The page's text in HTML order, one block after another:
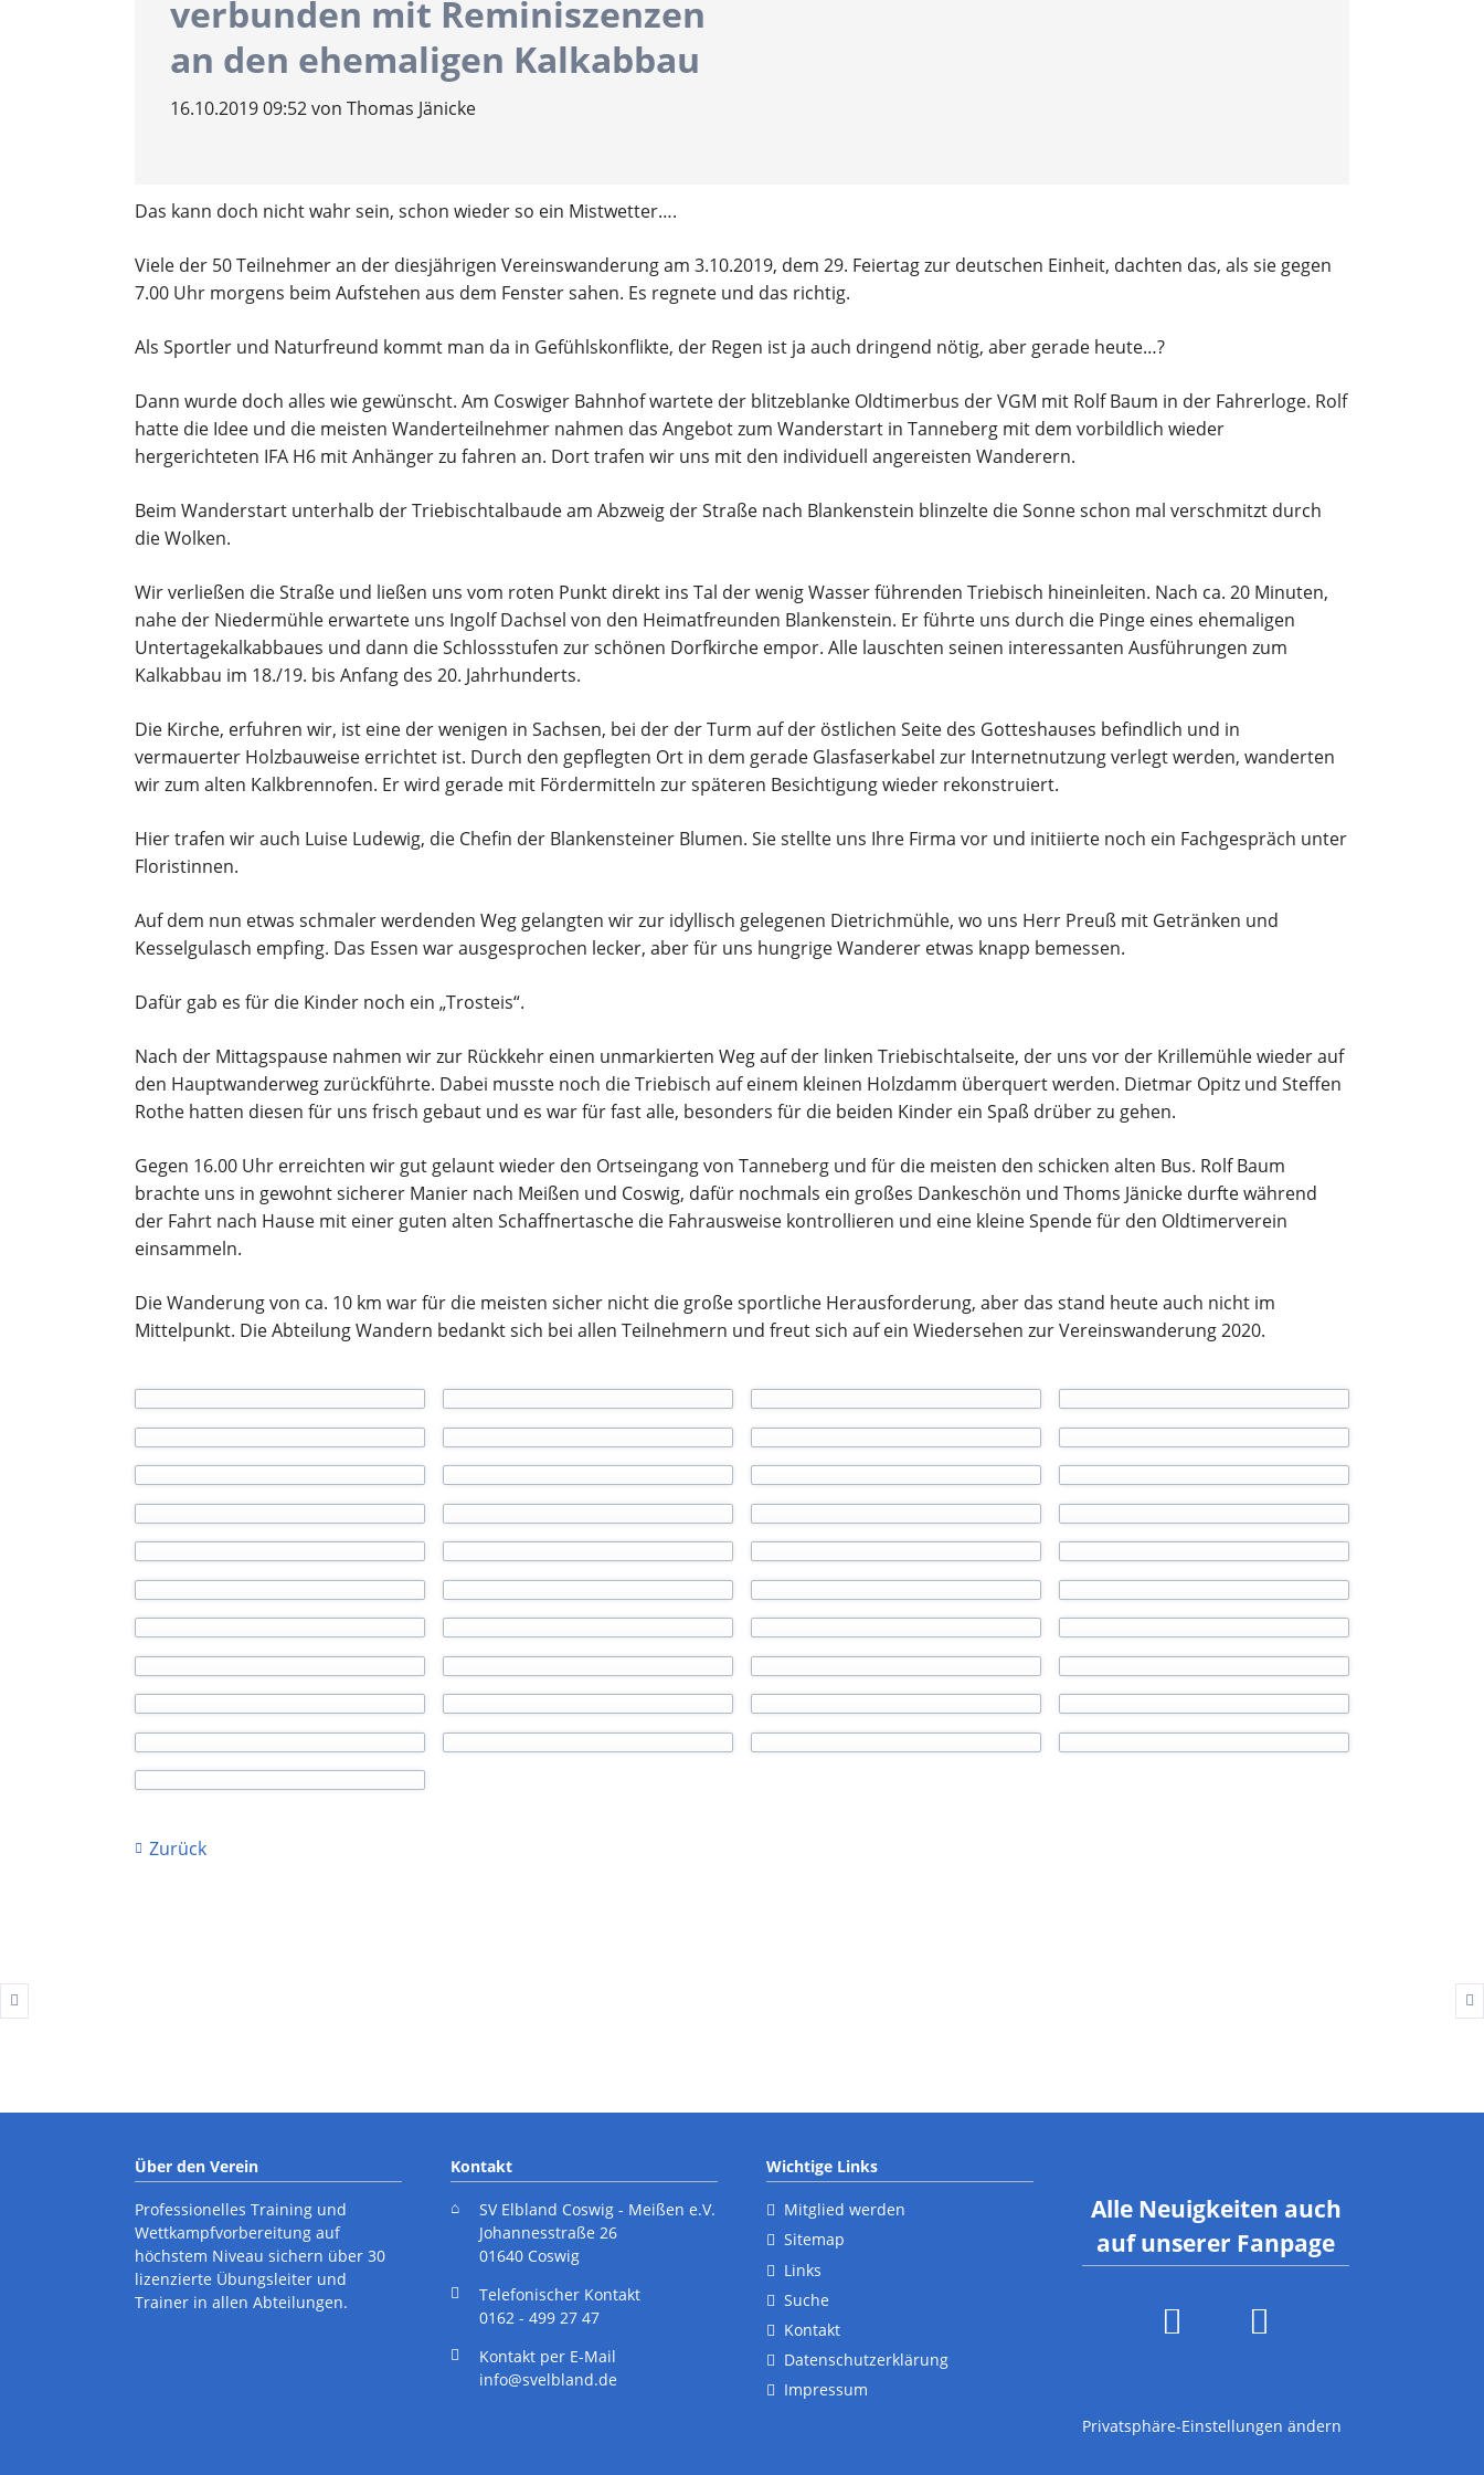
Ergebnisberichte
Ergebnisberichte
Kindersport
Ergebnisberichte
Teilnahmebedingungen
verbunden mit Reminiszenzen
an den ehemaligen Kalkabbau
16.10.2019 09:52von Thomas Jänicke
Das kann doch nicht wahr sein, schon wieder so ein Mistwetter….
Viele der 50 Teilnehmer an der diesjährigen Vereinswanderung am 3.10.2019, dem 29. Feiertag zur deutschen Einheit, dachten das, als sie gegen
7.00 Uhr morgens beim Aufstehen aus dem Fenster sahen. Es regnete und das richtig.
Als Sportler und Naturfreund kommt man da in Gefühlskonflikte, der Regen ist ja auch dringend nötig, aber gerade heute…?
Dann wurde doch alles wie gewünscht. Am Coswiger Bahnhof wartete der blitzeblanke Oldtimerbus der VGM mit Rolf Baum in der Fahrerloge. Rolf
hatte die Idee und die meisten Wanderteilnehmer nahmen das Angebot zum Wanderstart in Tanneberg mit dem vorbildlich wieder
hergerichteten IFA H6 mit Anhänger zu fahren an. Dort trafen wir uns mit den individuell angereisten Wanderern.
Beim Wanderstart unterhalb der Triebischtalbaude am Abzweig der Straße nach Blankenstein blinzelte die Sonne schon mal verschmitzt durch
die Wolken.
Wir verließen die Straße und ließen uns vom roten Punkt direkt ins Tal der wenig Wasser führenden Triebisch hineinleiten. Nach ca. 20 Minuten,
nahe der Niedermühle erwartete uns Ingolf Dachsel von den Heimatfreunden Blankenstein. Er führte uns durch die Pinge eines ehemaligen
Untertagekalkabbaues und dann die Schlossstufen zur schönen Dorfkirche empor. Alle lauschten seinen interessanten Ausführungen zum
Kalkabbau im 18./19. bis Anfang des 20. Jahrhunderts.
Die Kirche, erfuhren wir, ist eine der wenigen in Sachsen, bei der der Turm auf der östlichen Seite des Gotteshauses befindlich und in
vermauerter Holzbauweise errichtet ist. Durch den gepflegten Ort in dem gerade Glasfaserkabel zur Internetnutzung verlegt werden, wanderten
wir zum alten Kalkbrennofen. Er wird gerade mit Fördermitteln zur späteren Besichtigung wieder rekonstruiert.
Hier trafen wir auch Luise Ludewig, die Chefin der Blankensteiner Blumen. Sie stellte uns Ihre Firma vor und initiierte noch ein Fachgespräch unter
Floristinnen.
Auf dem nun etwas schmaler werdenden Weg gelangten wir zur idyllisch gelegenen Dietrichmühle, wo uns Herr Preuß mit Getränken und
Kesselgulasch empfing. Das Essen war ausgesprochen lecker, aber für uns hungrige Wanderer etwas knapp bemessen.
Dafür gab es für die Kinder noch ein „Trosteis“.
Nach der Mittagspause nahmen wir zur Rückkehr einen unmarkierten Weg auf der linken Triebischtalseite, der uns vor der Krillemühle wieder auf
den Hauptwanderweg zurückführte. Dabei musste noch die Triebisch auf einem kleinen Holzdamm überquert werden. Dietmar Opitz und Steffen
Rothe hatten diesen für uns frisch gebaut und es war für fast alle, besonders für die beiden Kinder ein Spaß drüber zu gehen.
Gegen 16.00 Uhr erreichten wir gut gelaunt wieder den Ortseingang von Tanneberg und für die meisten den schicken alten Bus. Rolf Baum
brachte uns in gewohnt sicherer Manier nach Meißen und Coswig, dafür nochmals ein großes Dankeschön und Thoms Jänicke durfte während
der Fahrt nach Hause mit einer guten alten Schaffnertasche die Fahrausweise kontrollieren und eine kleine Spende für den Oldtimerverein
einsammeln.
Die Wanderung von ca. 10 km war für die meisten sicher nicht die große sportliche Herausforderung, aber das stand heute auch nicht im
Mittelpunkt. Die Abteilung Wandern bedankt sich bei allen Teilnehmern und freut sich auf ein Wiedersehen zur Vereinswanderung 2020.
Zurück
Über den Verein
Professionelles Training und
Wettkampfvorbereitung auf
höchstem Niveau sichern über 30
lizenzierte Übungsleiter und
Trainer in allen Abteilungen.
Kontakt
SV Elbland Coswig - Meißen e.V.
Johannesstraße 26
01640 Coswig
Telefonischer Kontakt
0162 - 499 27 47
Kontakt per E-Mail
info@svelbland.de
Wichtige Links
Mitglied werden
Sitemap
Links
Suche
Kontakt
Datenschutzerklärung
Impressum
Alle Neuigkeiten auch
auf unserer Fanpage
Instagram
Privatsphäre-Einstellungen ändern